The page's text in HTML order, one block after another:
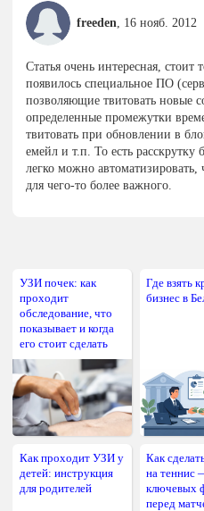
freeden 16 нояб. 2012
Статья очень интересная, стоит
появилось специальное ПО
позволяющие твитовать новые
определенные промежутки
твитовать при обновлении в
емейл и т.п. То есть расскрутку
легко можно
для чего-то более важного.
УЗИ почек: как
проходит
обследование, что
показывает и когда
его стоит сделать
Где взять
бизнес в
Как проходит УЗИ у
детей: инструкция
для родителей
Как
на теннис
ключевых
перед